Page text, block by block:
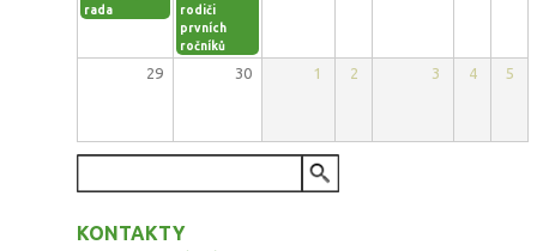
rada
rodiči
prvních
ročníků
29 30 1 2 3 4 5
KONTAKTY